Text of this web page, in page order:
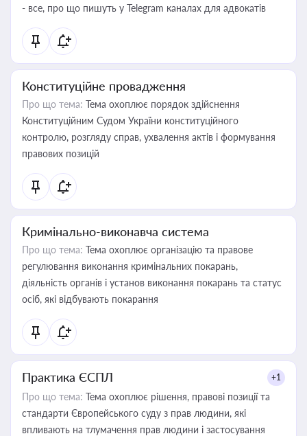
- все, про що пишуть у Telegram каналах для адвокатів
Конституційне провадження
Про що тема: Тема охоплює порядок здійснення
Конституційним Судом України конституційного
контролю, розгляду справ, ухвалення актів і формування
правових позицій
Кримінально-виконавча система
Про що тема: Тема охоплює організацію та правове
регулювання виконання кримінальних покарань,
діяльність органів і установ виконання покарань та статус
осіб, які відбувають покарання
Практика ЄСПЛ +1
Про що тема: Тема охоплює рішення, правові позиції та
стандарти Європейського суду з прав людини, які
впливають на тлумачення прав людини і застосування